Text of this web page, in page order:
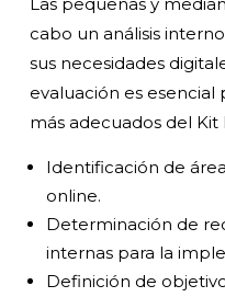
cabo un análisis
sus necesidades
evaluación es esencial
más adecuados del Kit
Identificación de
online.
Determinación de
internas para la
Definición de